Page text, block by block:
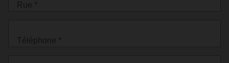
Rue *
Téléphone *